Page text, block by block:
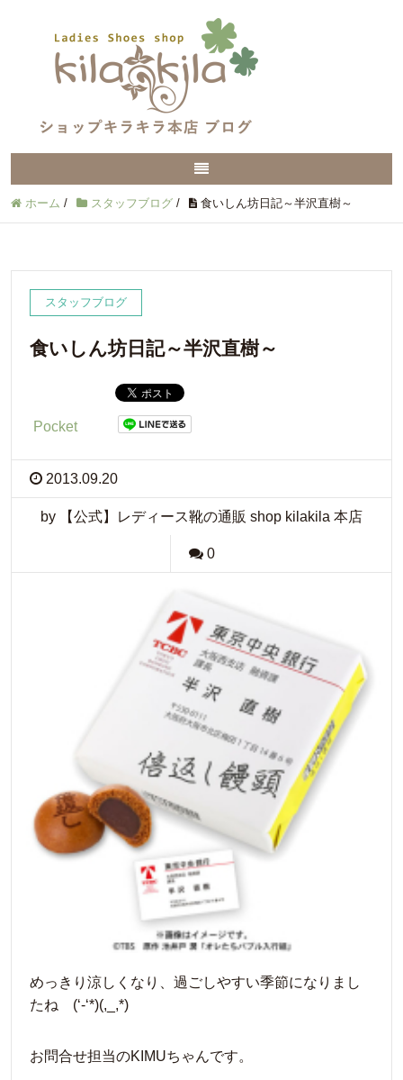
ホーム / スタッフブログ / 食いしん坊日記～半沢直樹～
スタッフブログ
食いしん坊日記～半沢直樹～
Pocket
2013.09.20
by 【公式】レディース靴の通販 shop kilakila 本店
0
めっきり涼しくなり、過ごしやすい季節になりまし
たね (‘-‘*)(,_,*)
お問合せ担当のKIMUちゃんです。